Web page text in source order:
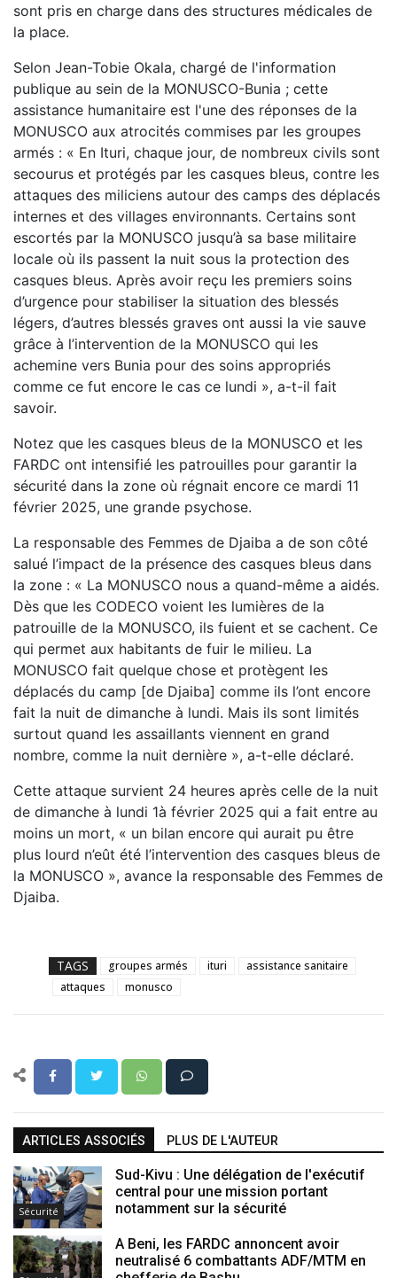
sont pris en charge dans des structures médicales de
la place.
Selon Jean-Tobie Okala, chargé de l'information
publique au sein de la MONUSCO-Bunia ; cette
assistance humanitaire est l'une des réponses de la
MONUSCO aux atrocités commises par les groupes
armés : « En Ituri, chaque jour, de nombreux civils sont
secourus et protégés par les casques bleus, contre les
attaques des miliciens autour des camps des déplacés
internes et des villages environnants. Certains sont
escortés par la MONUSCO jusqu’à sa base militaire
locale où ils passent la nuit sous la protection des
casques bleus. Après avoir reçu les premiers soins
d’urgence pour stabiliser la situation des blessés
légers, d’autres blessés graves ont aussi la vie sauve
grâce à l’intervention de la MONUSCO qui les
achemine vers Bunia pour des soins appropriés
comme ce fut encore le cas ce lundi », a-t-il fait
savoir.
Notez que les casques bleus de la MONUSCO et les
FARDC ont intensifié les patrouilles pour garantir la
sécurité dans la zone où régnait encore ce mardi 11
février 2025, une grande psychose.
La responsable des Femmes de Djaiba a de son côté
salué l’impact de la présence des casques bleus dans
la zone : « La MONUSCO nous a quand-même a aidés.
Dès que les CODECO voient les lumières de la
patrouille de la MONUSCO, ils fuient et se cachent. Ce
qui permet aux habitants de fuir le milieu. La
MONUSCO fait quelque chose et protègent les
déplacés du camp [de Djaiba] comme ils l’ont encore
fait la nuit de dimanche à lundi. Mais ils sont limités
surtout quand les assaillants viennent en grand
nombre, comme la nuit dernière », a-t-elle déclaré.
Cette attaque survient 24 heures après celle de la nuit
de dimanche à lundi 1à février 2025 qui a fait entre au
moins un mort, « un bilan encore qui aurait pu être
plus lourd n’eût été l’intervention des casques bleus de
la MONUSCO », avance la responsable des Femmes de
Djaiba.
TAGS groupes armés ituri
assistance sanitaire
attaques
monusco
ARTICLES ASSOCIÉS PLUS DE L'AUTEUR
Sécurité
Sud-Kivu : Une délégation de l'exécutif
central pour une mission portant
notamment sur la sécurité
A Beni, les FARDC annoncent avoir
neutralisé 6 combattants ADF/MTM en